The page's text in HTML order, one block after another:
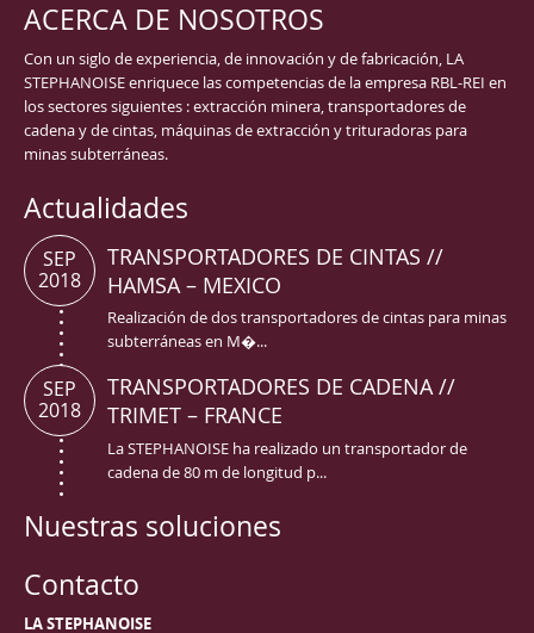
ACERCA DE NOSOTROS
Con un siglo de experiencia, de innovación y de fabricación, LA
STEPHANOISE enriquece las competencias de la empresa RBL-REI en
los sectores siguientes : extracción minera, transportadores de
cadena y de cintas, máquinas de extracción y trituradoras para
minas subterráneas.
Actualidades
TRANSPORTADORES DE CINTAS //
HAMSA – MEXICO
Realización de dos transportadores de cintas para minas
subterráneas en M�...
SEP
2018
TRANSPORTADORES DE CADENA //
TRIMET – FRANCE
La STEPHANOISE ha realizado un transportador de
cadena de 80 m de longitud p...
SEP
2018
Nuestras soluciones
Contacto
LA STEPHANOISE